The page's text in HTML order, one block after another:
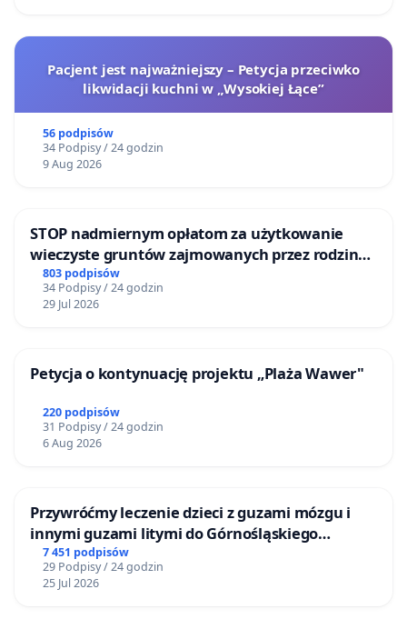
Pacjent jest najważniejszy – Petycja przeciwko
likwidacji kuchni w „Wysokiej Łące”
56 podpisów
34 Podpisy / 24 godzin
9 Aug 2026
STOP nadmiernym opłatom za użytkowanie
wieczyste gruntów zajmowanych przez rodzinne
ogrody działkowe.
803 podpisów
34 Podpisy / 24 godzin
29 Jul 2026
Petycja o kontynuację projektu „Plaża Wawer"
220 podpisów
31 Podpisy / 24 godzin
6 Aug 2026
Przywróćmy leczenie dzieci z guzami mózgu i
innymi guzami litymi do Górnośląskiego
Centrum Zdrowia Dziecka w Katowicach
7 451 podpisów
29 Podpisy / 24 godzin
25 Jul 2026